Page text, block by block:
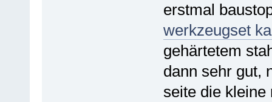
erstmal
werkzeugset
gehärtetem
dann sehr gut,
seite die kleine